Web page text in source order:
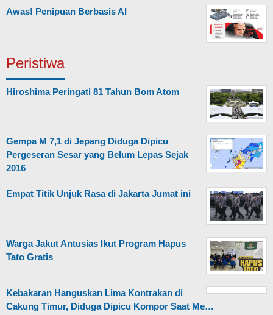
Awas! Penipuan Berbasis AI
Peristiwa
Hiroshima Peringati 81 Tahun Bom Atom
Gempa M 7,1 di Jepang Diduga Dipicu
Pergeseran Sesar yang Belum Lepas Sejak
2016
Empat Titik Unjuk Rasa di Jakarta Jumat ini
Warga Jakut Antusias Ikut Program Hapus
Tato Gratis
Kebakaran Hanguskan Lima Kontrakan di
Cakung Timur, Diduga Dipicu Kompor Saat Me…